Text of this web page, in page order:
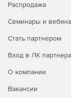
Steel-
деревянных
Кроме того,
Распродажа
Семинары и
Стать партнером
Вход в ЛК партнера
О компании
Вакансии